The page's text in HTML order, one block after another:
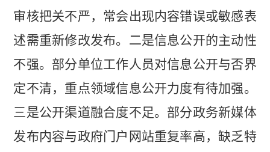
审核把关不严，常会出现内容错误或敏感表
述需重新修改发布。二是信息公开的主动性
不强。部分单位工作人员对信息公开与否界
定不清，重点领域信息公开力度有待加强。
三是公开渠道融合度不足。 部分政务新媒体
发布内容与政府门户网站重复率高，缺乏特